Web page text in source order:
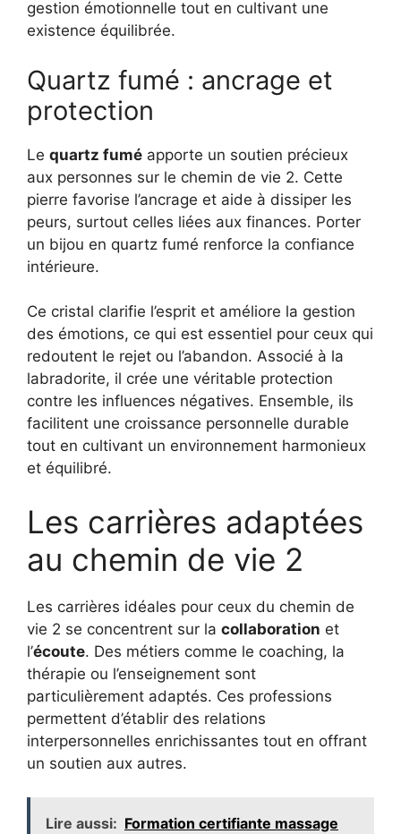
gestion émotionnelle tout en cultivant une
existence équilibrée.
Quartz fumé : ancrage et
protection
Le quartz fumé apporte un soutien précieux
aux personnes sur le chemin de vie 2. Cette
pierre favorise l’ancrage et aide à dissiper les
peurs, surtout celles liées aux finances. Porter
un bijou en quartz fumé renforce la confiance
intérieure.
Ce cristal clarifie l’esprit et améliore la gestion
des émotions, ce qui est essentiel pour ceux qui
redoutent le rejet ou l’abandon. Associé à la
labradorite, il crée une véritable protection
contre les influences négatives. Ensemble, ils
facilitent une croissance personnelle durable
tout en cultivant un environnement harmonieux
et équilibré.
Les carrières adaptées
au chemin de vie 2
Les carrières idéales pour ceux du chemin de
vie 2 se concentrent sur la collaboration et
l’écoute. Des métiers comme le coaching, la
thérapie ou l’enseignement sont
particulièrement adaptés. Ces professions
permettent d’établir des relations
interpersonnelles enrichissantes tout en offrant
un soutien aux autres.
Lire aussi: Formation certifiante massage